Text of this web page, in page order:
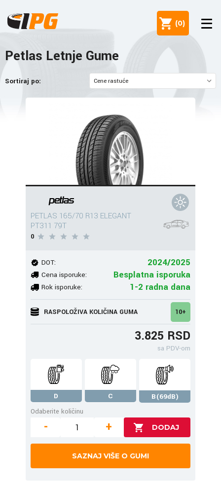
(0)
Petlas Letnje Gume
Sortiraj po:
PETLAS 165/70 R13 ELEGANT
PT311 79T
0
DOT: 2024/2025
Cena isporuke: Besplatna isporuka
Rok isporuke: 1-2 radna dana
RASPOLOŽIVA KOLIČINA GUMA 10+
3.825 RSD
sa PDV-om
D C
B(69dB)
Odaberite količinu
- +
SAZNAJ VIŠE O GUMI